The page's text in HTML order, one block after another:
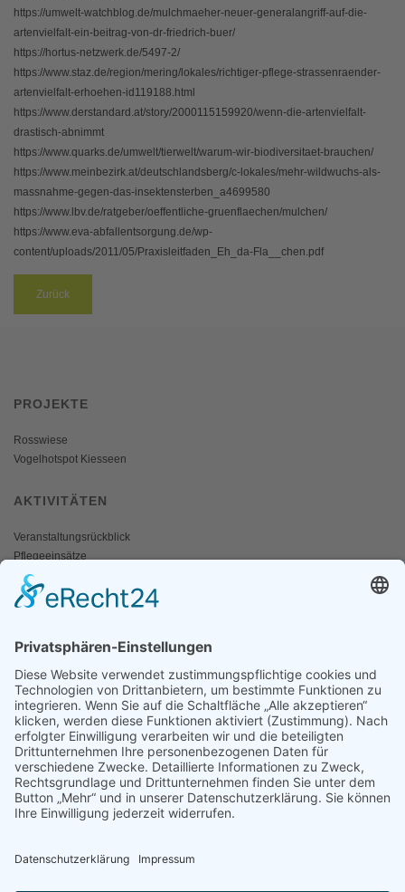
https://umwelt-watchblog.de/mulchmaeher-neuer-generalangriff-auf-die-
artenvielfalt-ein-beitrag-von-dr-friedrich-buer/
https://hortus-netzwerk.de/5497-2/
https://www.staz.de/region/mering/lokales/richtiger-pflege-strassenraender-
artenvielfalt-erhoehen-id119188.html
https://www.derstandard.at/story/2000115159920/wenn-die-artenvielfalt-
drastisch-abnimmt
https://www.quarks.de/umwelt/tierwelt/warum-wir-biodiversitaet-brauchen/
https://www.meinbezirk.at/deutschlandsberg/c-lokales/mehr-wildwuchs-als-
massnahme-gegen-das-insektensterben_a4699580
https://www.lbv.de/ratgeber/oeffentliche-gruenflaechen/mulchen/
https://www.eva-abfallentsorgung.de/wp-
content/uploads/2011/05/Praxisleitfaden_Eh_da-Fla__chen.pdf
Zurück
PROJEKTE
Rosswiese
Vogelhotspot Kiesseen
AKTIVITÄTEN
Veranstaltungsrückblick
Pflegeeinsätze
AKTIV WERDEN
Mitgliedschaft
Spenden
SERVICE
Shop
Naturschutzbrief
News
Presse